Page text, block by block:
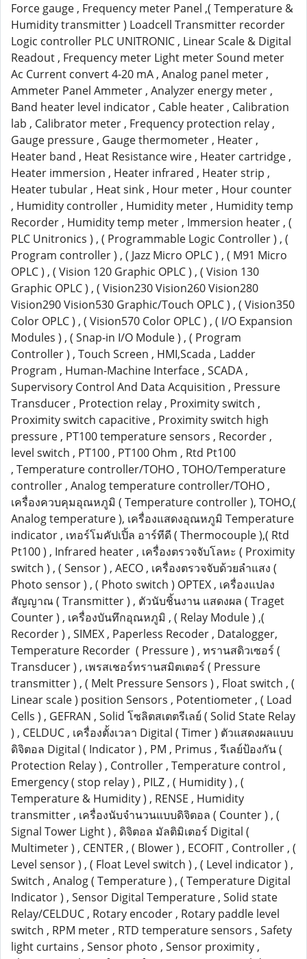
Force gauge , Frequency meter Panel ,( Temperature &
Humidity transmitter ) Loadcell Transmitter recorder
Logic controller PLC UNITRONIC , Linear Scale & Digital
Readout , Frequency meter Light meter Sound meter
Ac Current convert 4-20 mA , Analog panel meter ,
Ammeter Panel Ammeter , Analyzer energy meter ,
Band heater level indicator , Cable heater , Calibration
lab , Calibrator meter , Frequency protection relay ,
Gauge pressure , Gauge thermometer , Heater ,
Heater band , Heat Resistance wire , Heater cartridge ,
Heater immersion , Heater infrared , Heater strip ,
Heater tubular , Heat sink , Hour meter , Hour counter
, Humidity controller , Humidity meter , Humidity temp
Recorder , Humidity temp meter , Immersion heater , (
PLC Unitronics ) , ( Programmable Logic Controller ) , (
Program controller ) , ( Jazz Micro OPLC ) , ( M91 Micro
OPLC ) , ( Vision 120 Graphic OPLC ) , ( Vision 130
Graphic OPLC ) , ( Vision230 Vision260 Vision280
Vision290 Vision530 Graphic/Touch OPLC ) , ( Vision350
Color OPLC ) , ( Vision570 Color OPLC ) , ( I/O Expansion
Modules ) , ( Snap-in I/O Module ) , ( Program
Controller ) , Touch Screen , HMI,Scada , Ladder
Program , Human-Machine Interface , SCADA ,
Supervisory Control And Data Acquisition , Pressure
Transducer , Protection relay , Proximity switch ,
Proximity switch capacitive , Proximity switch high
pressure , PT100 temperature sensors , Recorder ,
level switch , PT100 , PT100 Ohm , Rtd Pt100
, Temperature controller/TOHO , TOHO/Temperature
controller , Analog temperature controller/TOHO ,
เครื่องควบคุมอุณหภูมิ ( Temperature controller ), TOHO,(
Analog temperature ), เครื่องแสดงอุณหภูมิ Temperature
indicator , เทอร์โมคัปเปิ้ล อาร์ทีดี ( Thermocouple ),( Rtd
Pt100 ) , Infrared heater , เครื่องตรวจจับโลหะ ( Proximity
switch ) , ( Sensor ) , AECO , เครื่องตรวจจับด้วยลำแสง (
Photo sensor ) , ( Photo switch ) OPTEX , เครื่องแปลง
สัญญาณ ( Transmitter ) , ตัวนับชิ้นงาน แสดงผล ( Traget
Counter ) , เครื่องบันทึกอุณหภูมิ , ( Relay Module ) ,(
Recorder ) , SIMEX , Paperless Recoder , Datalogger,
Temperature Recorder ( Pressure ) , ทรานสดิวเซอร์ (
Transducer ) , เพรสเชอร์ทรานสมิตเตอร์ ( Pressure
transmitter ) , ( Melt Pressure Sensors ) , Float switch , (
Linear scale ) position Sensors , Potentiometer , ( Load
Cells ) , GEFRAN , Solid โซลิตสเตตรีเลย์ ( Solid State Relay
) , CELDUC , เครื่องตั้งเวลา Digital ( Timer ) ตัวแสดงผลแบบ
ดิจิตอล Digital ( Indicator ) , PM , Primus , รีเลย์ป้องกัน (
Protection Relay ) , Controller , Temperature control ,
Emergency ( stop relay ) , PILZ , ( Humidity ) , (
Temperature & Humidity ) , RENSE , Humidity
transmitter , เครื่องนับจำนวนแบบดิจิตอล ( Counter ) , (
Signal Tower Light ) , ดิจิตอล มัลติมิเตอร์ Digital (
Multimeter ) , CENTER , ( Blower ) , ECOFIT , Controller , (
Level sensor ) , ( Float Level switch ) , ( Level indicator ) ,
Switch , Analog ( Temperature ) , ( Temperature Digital
Indicator ) , Sensor Digital Temperature , Solid state
Relay/CELDUC , Rotary encoder , Rotary paddle level
switch , RPM meter , RTD temperature sensors , Safety
light curtains , Sensor photo , Sensor proximity ,